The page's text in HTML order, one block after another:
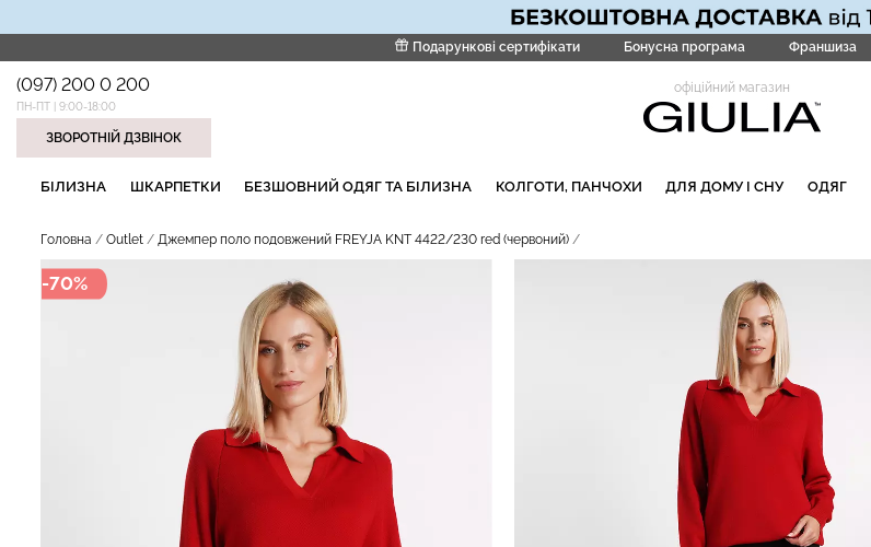
Подарункові сертифікати Бонусна програма Франшиза
(097) 200 0 200
ПН-ПТ | 9:00-18:00
ЗВОРОТНІЙ ДЗВІНОК
офіційний магазин
БІЛИЗНА ШКАРПЕТКИ БЕЗШОВНИЙ ОДЯГ ТА БІЛИЗНА КОЛГОТИ, ПАНЧОХИ ДЛЯ ДОМУ І СНУ ОДЯГ
Головна Outlet Джемпер поло подовжений FREYJA KNT 4422/230 red (червоний)
-70%
НАШІ ТРЕНДОВІ ТОВАРИ